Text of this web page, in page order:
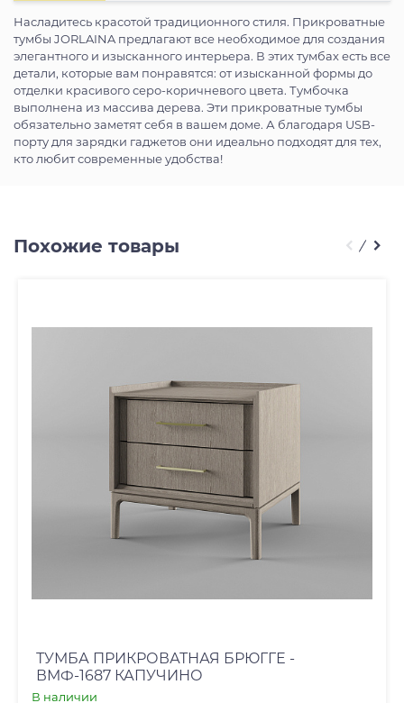
Насладитесь красотой традиционного стиля. Прикроватные
тумбы JORLAINA предлагают все необходимое для создания
элегантного и изысканного интерьера. В этих тумбах есть все
детали, которые вам понравятся: от изысканной формы до
отделки красивого серо-коричневого цвета. Тумбочка
выполнена из массива дерева. Эти прикроватные тумбы
обязательно заметят себя в вашем доме. А благодаря USB-
порту для зарядки гаджетов они идеально подходят для тех,
кто любит современные удобства!
Похожие товары
ТУМБА ПРИКРОВАТНАЯ БРЮГГЕ -
ВМФ-1687 КАПУЧИНО
В наличии